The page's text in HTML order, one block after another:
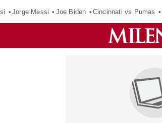
Jorge Messi Joe Biden Cincinnati vs Pumas